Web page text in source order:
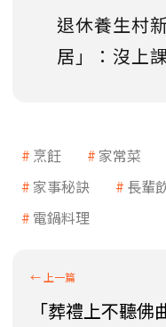
退休養生村
居」：沒上
烹飪 家常菜
家事秘訣
長輩
電鍋料理
「葬禮上不聽